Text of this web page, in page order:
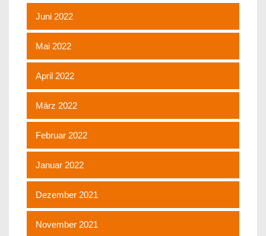
Juni 2022
Mai 2022
April 2022
März 2022
Februar 2022
Januar 2022
Dezember 2021
November 2021